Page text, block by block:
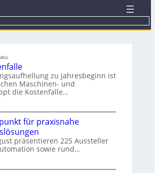
zu Jahresbeginn ist
Maschinen- und
die Kostenfalle…
für praxisnahe
präsentieren 225 Aussteller
sowie rund…